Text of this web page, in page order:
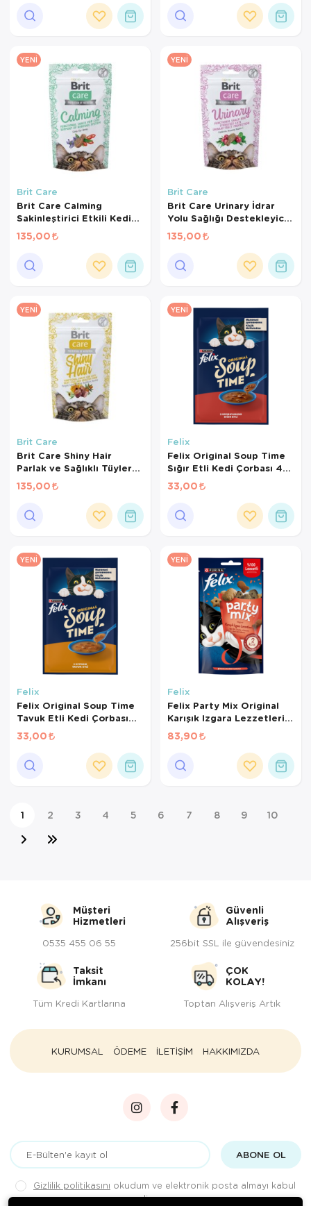
YENI
Brit Care
Brit Care Calming
Sakinleştirici Etkili Kedi
Ödül Maması 50gr
135,00
YENI
Brit Care
Brit Care Urinary İdrar
Yolu Sağlığı Destekleyici
Kedi Ödül Maması 50 Gr
135,00
YENI
Brit Care
Brit Care Shiny Hair
Parlak ve Sağlıklı Tüyler
için Tahılsız Kedi Ödül
Maması 50gr
135,00
YENI
Felix
Felix Original Soup Time
Sığır Etli Kedi Çorbası 48
Gr
33,00
YENI
Felix
Felix Original Soup Time
Tavuk Etli Kedi Çorbası
48 Gr
33,00
YENI
Felix
Felix Party Mix Original
Karışık Izgara Lezzetleri
Kedi Ödül Maması 60 Gr
83,90
1 2 3 4 5 6 7 8 9 10
Müşteri
Hizmetleri
0535 455 06 55
Güvenli
Alışveriş
256bit SSL ile güvendesiniz
Taksit
İmkanı
Tüm Kredi Kartlarına
ÇOK
KOLAY!
Toptan Alışveriş Artık
KURUMSAL ÖDEME İLETİŞİM HAKKIMIZDA
ABONE OL
Gizlilik politikasını okudum ve elektronik posta almayı kabul
ediyorum.